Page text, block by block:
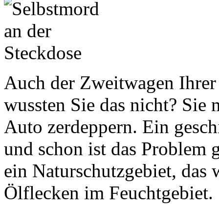
Auch der Zweitwagen
wussten Sie das nicht? Sie
Auto zerdeppern. Ein
und schon ist das Problem
ein Naturschutzgebiet, das
Ölflecken im Feuchtgebiet.